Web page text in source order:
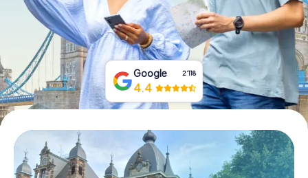
Gutscheine bestellen
Google 2‘118
4.4